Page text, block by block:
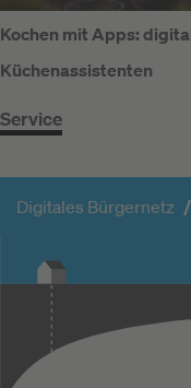
Kochen mit Apps:
Küchenassistenten
Service
Digitales Bürgernetz